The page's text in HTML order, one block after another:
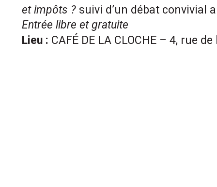
et impôts ? suivi d’un débat convivial
Entrée libre et gratuite
Lieu : CAFÉ DE LA CLOCHE – 4, rue